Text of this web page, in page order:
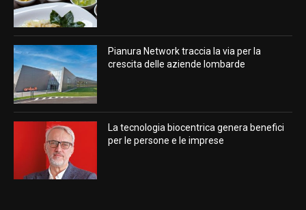
Pianura Network traccia la via per la
crescita delle aziende lombarde
La tecnologia biocentrica genera benefici
per le persone e le imprese